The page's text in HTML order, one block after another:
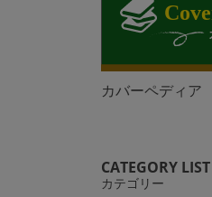
カバーペディア
CATEGORY LIST
カテゴリー